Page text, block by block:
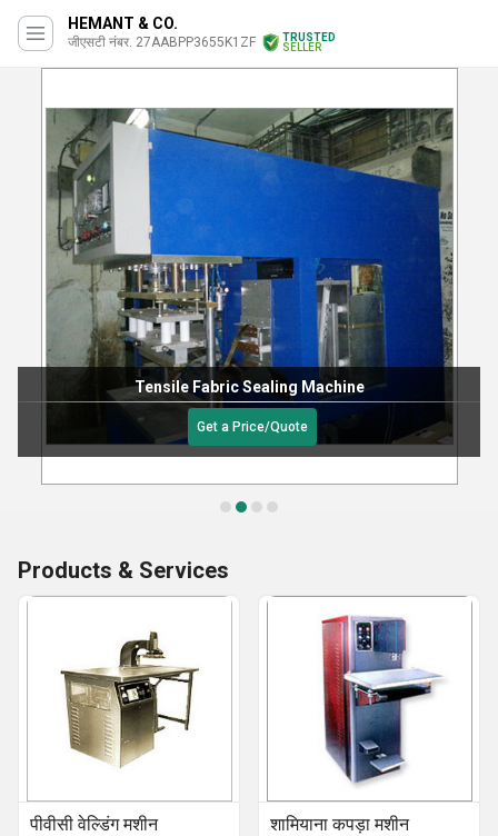
HEMANT & CO.
जीएसटी नंबर. 27AABPP3655K1ZF
TRUSTED
SELLER
Tensile Fabric Sealing Machine
Get a Price/Quote
Products & Services
पीवीसी वेल्डिंग मशीन शामियाना कपड़ा मशीन